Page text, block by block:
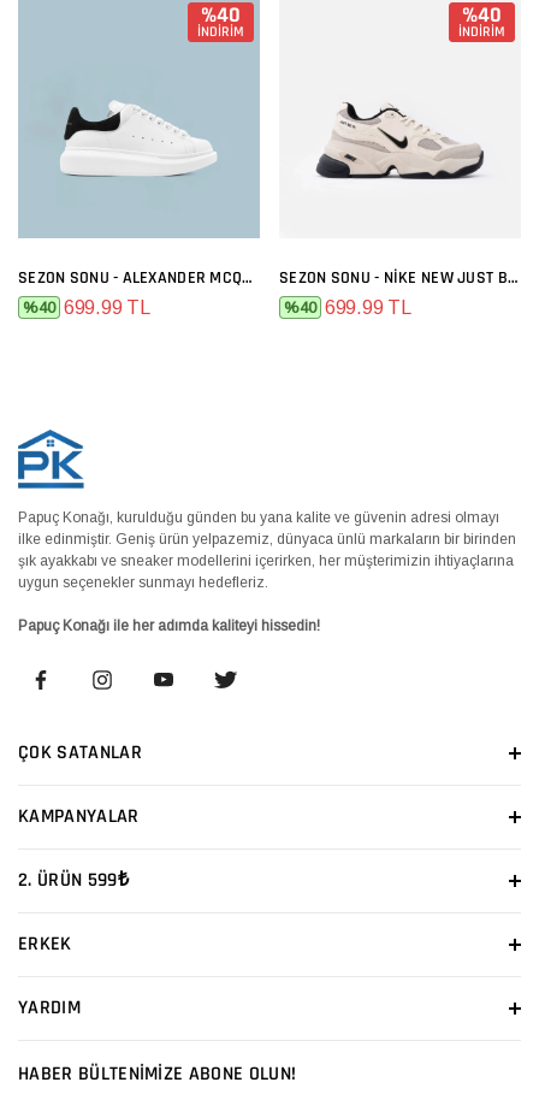
%40
İNDİRİM
SEZON SONU - ALEXANDER MCQUEEN BEYAZ SIYAH
%40 699.99 TL
%40
İNDİRİM
SEZON SONU - NIKE NEW JUST BEJ
%40 699.99 TL
Papuç Konağı, kurulduğu günden bu yana kalite ve güvenin adresi olmayı
ilke edinmiştir. Geniş ürün yelpazemiz, dünyaca ünlü markaların bir birinden
şık ayakkabı ve sneaker modellerini içerirken, her müşterimizin ihtiyaçlarına
uygun seçenekler sunmayı hedefleriz.
Papuç Konağı ile her adımda kaliteyi hissedin!
ÇOK SATANLAR
KAMPANYALAR
2. ÜRÜN 599₺
ERKEK
YARDIM
HABER BÜLTENİMİZE ABONE OLUN!